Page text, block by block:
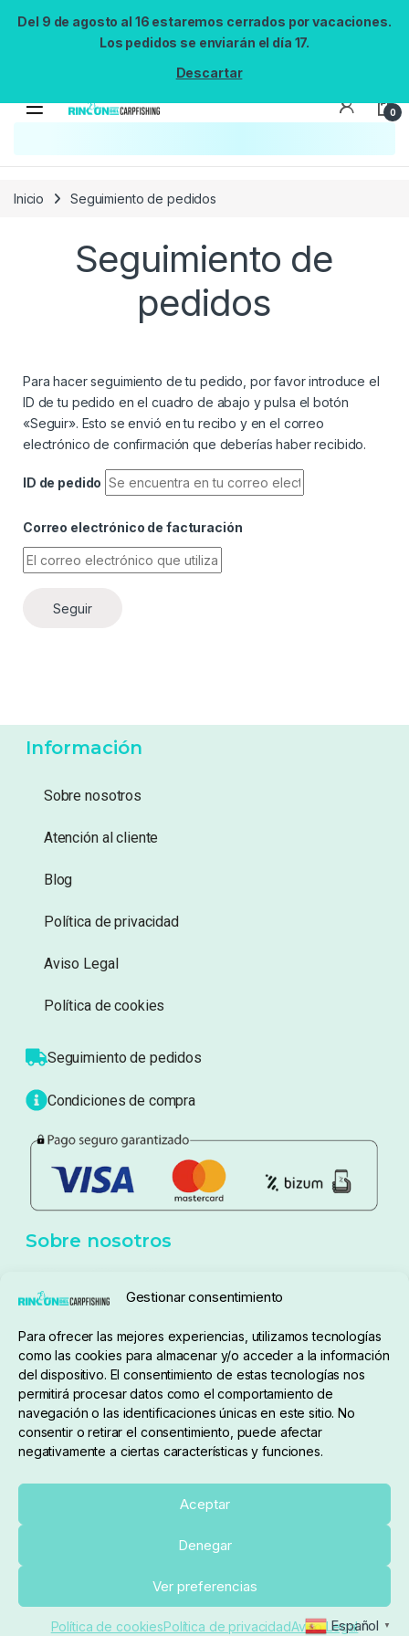
Gestionar consentimiento
Para ofrecer las mejores experiencias, utilizamos tecnologías
como las cookies para almacenar y/o acceder a la información
del dispositivo. El consentimiento de estas tecnologías nos
permitirá procesar datos como el comportamiento de
navegación o las identificaciones únicas en este sitio. No
consentir o retirar el consentimiento, puede afectar
negativamente a ciertas características y funciones.
Aceptar
Denegar
Ver preferencias
Política de cookiesPolítica de privacidadAviso Legal
Del 9 de agosto al 16 estaremos cerrados por vacaciones.
Los pedidos se enviarán el día 17.
Descartar
0
Inicio Seguimiento de pedidos
Seguimiento de
pedidos
Para hacer seguimiento de tu pedido, por favor introduce el
ID de tu pedido en el cuadro de abajo y pulsa el botón
«Seguir». Esto se envió en tu recibo y en el correo
electrónico de confirmación que deberías haber recibido.
ID de pedido
Correo electrónico de facturación
Seguir
Información
Sobre nosotros
Atención al cliente
Blog
Política de privacidad
Aviso Legal
Política de cookies
Seguimiento de pedidos
Condiciones de compra
Sobre nosotros
pedidos@elrincondelcarpfishing.com
910 824 923
Lunes a Viernes de 10:00 a 14:00 horas y 17:00 a
20:00
Paseo de Guadalajara, 36. Local 3. 28702. San
reservados.
Ecommerce conectado con Kiby ERP
Español ▼